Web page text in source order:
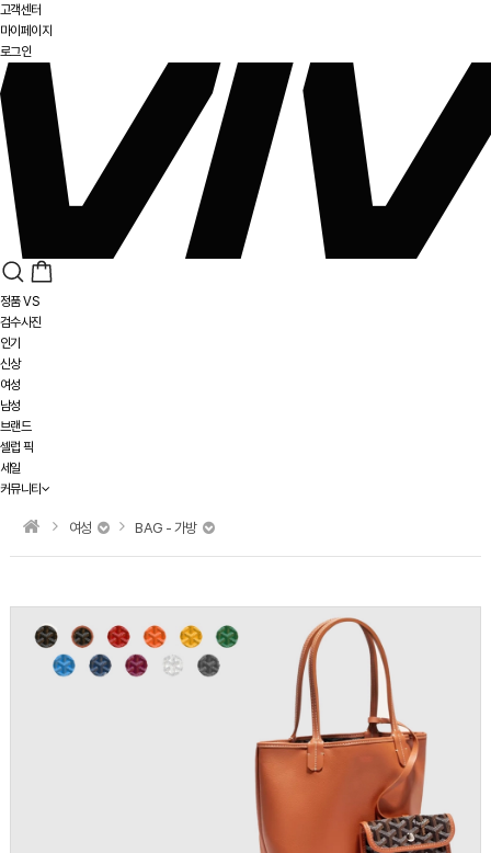
고객센터
마이페이지
로그인
정품 VS
검수사진
인기
신상
여성
남성
브랜드
셀럽 픽
세일
커뮤니티
여성 BAG - 가방